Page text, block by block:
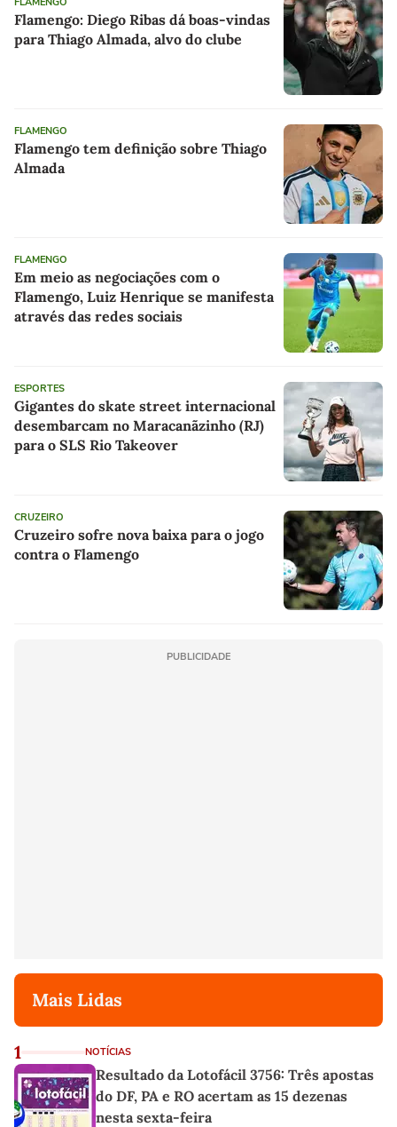
Flamengo: Diego Ribas dá boas-vindas
para Thiago Almada, alvo do clube
FLAMENGO
Flamengo tem definição sobre Thiago
Almada
FLAMENGO
Em meio as negociações com o
Flamengo, Luiz Henrique se manifesta
através das redes sociais
ESPORTES
Gigantes do skate street internacional
desembarcam no Maracanãzinho (RJ)
para o SLS Rio Takeover
CRUZEIRO
Cruzeiro sofre nova baixa para o jogo
contra o Flamengo
PUBLICIDADE
Mais Lidas
1 NOTÍCIAS
Resultado da Lotofácil 3756: Três apostas
do DF, PA e RO acertam as 15 dezenas
nesta sexta-feira